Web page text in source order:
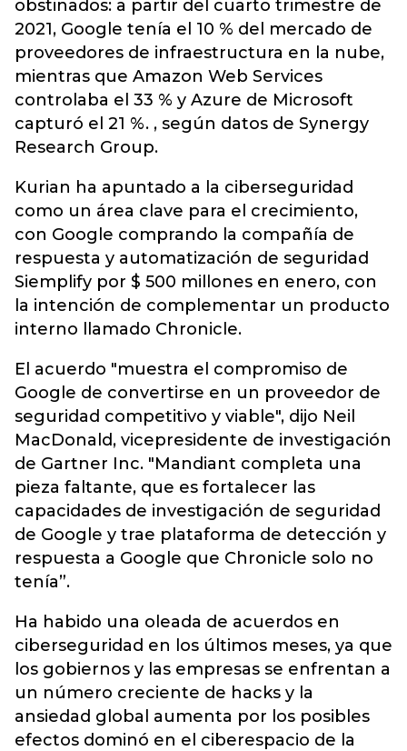
obstinados: a partir del cuarto trimestre de
2021, Google tenía el 10 % del mercado de
proveedores de infraestructura en la nube,
mientras que Amazon Web Services
controlaba el 33 % y Azure de Microsoft
capturó el 21 %. , según datos de Synergy
Research Group.
Kurian ha apuntado a la ciberseguridad
como un área clave para el crecimiento,
con Google comprando la compañía de
respuesta y automatización de seguridad
Siemplify por $ 500 millones en enero, con
la intención de complementar un producto
interno llamado Chronicle.
El acuerdo "muestra el compromiso de
Google de convertirse en un proveedor de
seguridad competitivo y viable", dijo Neil
MacDonald, vicepresidente de investigación
de Gartner Inc. "Mandiant completa una
pieza faltante, que es fortalecer las
capacidades de investigación de seguridad
de Google y trae plataforma de detección y
respuesta a Google que Chronicle solo no
tenía”.
Ha habido una oleada de acuerdos en
ciberseguridad en los últimos meses, ya que
los gobiernos y las empresas se enfrentan a
un número creciente de hacks y la
ansiedad global aumenta por los posibles
efectos dominó en el ciberespacio de la